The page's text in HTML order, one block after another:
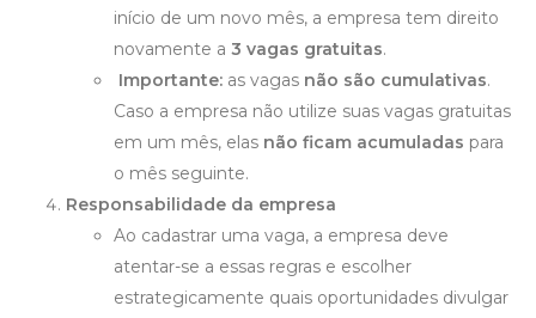
início de um novo mês, a empresa tem direito
novamente a 3 vagas gratuitas.
Importante: as vagas não são cumulativas.
Caso a empresa não utilize suas vagas gratuitas
em um mês, elas não ficam acumuladas para
o mês seguinte.
Responsabilidade da empresa
Ao cadastrar uma vaga, a empresa deve
atentar-se a essas regras e escolher
estrategicamente quais oportunidades divulgar